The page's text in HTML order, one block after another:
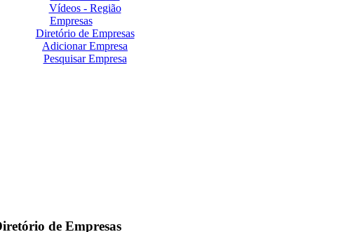
Vídeos - Região
Empresas
Diretório de Empresas
Adicionar Empresa
Pesquisar Empresa
de Empresas